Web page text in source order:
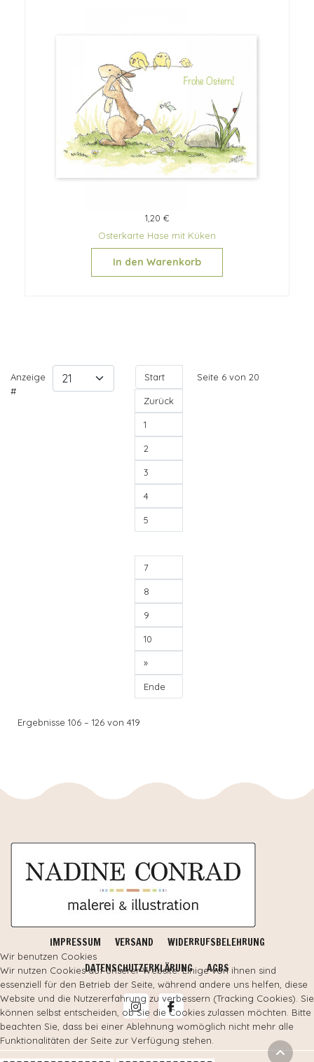
1,20 €
Osterkarte Hase mit Küken
In den Warenkorb
Anzeige
#
Start
Zurück
1
2
3
4
5
7
8
9
10
»
Ende
Seite 6 von 20
Ergebnisse 106 – 126 von 419
IMPRESSUM VERSAND
WIDERRUFSBELEHRUNG
DATENSCHUTZERKLÄRUNG
AGBS
Wir benutzen Cookies
Wir nutzen Cookies auf unserer Website. Einige von ihnen sind
essenziell für den Betrieb der Seite, während andere uns helfen, diese
Website und die Nutzererfahrung zu verbessern (Tracking Cookies). Sie
können selbst entscheiden, ob Sie die Cookies zulassen möchten. Bitte
beachten Sie, dass bei einer Ablehnung womöglich nicht mehr alle
Funktionalitäten der Seite zur Verfügung stehen.